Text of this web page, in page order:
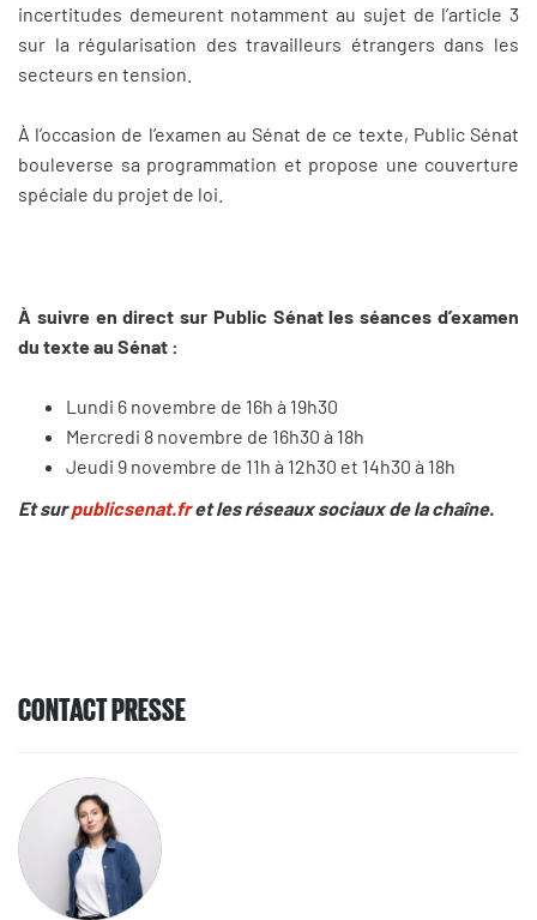
incertitudes demeurent notamment au sujet de l’article 3
sur la régularisation des travailleurs étrangers dans les
secteurs en tension.
À l’occasion de l’examen au Sénat de ce texte, Public Sénat
bouleverse sa programmation et propose une couverture
spéciale du projet de loi.
À suivre en direct sur Public Sénat les séances d’examen
du texte au Sénat :
Lundi 6 novembre de 16h à 19h30
Mercredi 8 novembre de 16h30 à 18h
Jeudi 9 novembre de 11h à 12h30 et 14h30 à 18h
Et surpublicsenat.fret les réseaux sociaux de la chaîne.
CONTACT PRESSE